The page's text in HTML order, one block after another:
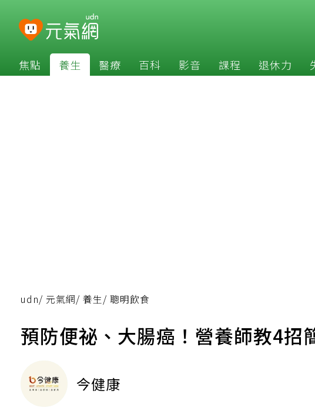
焦點 養生 醫療 百科 影音 課程 退休力
udn/ 元氣網/ 養生/ 聰明飲食
預防便祕、大腸癌！營養師教4招
今健康